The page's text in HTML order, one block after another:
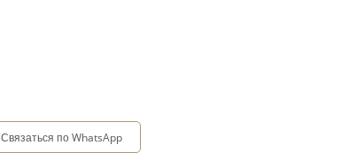
Связаться по WhatsApp